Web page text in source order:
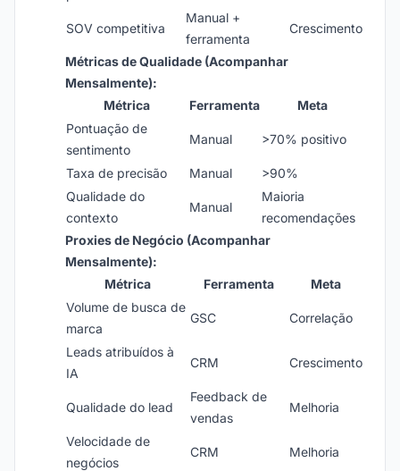
SOV competitiva
Manual +
ferramenta
Crescimento
Métricas de Qualidade (Acompanhar
Mensalmente):
Métrica
Ferramenta
Meta
Pontuação de
sentimento
Manual >70% positivo
Taxa de precisão Manual
>90%
Qualidade do
contexto
Manual
Maioria
recomendações
Proxies de Negócio (Acompanhar
Mensalmente):
Métrica
Ferramenta
Meta
Volume de busca de
marca
GSC Correlação
Leads atribuídos à
IA
CRM Crescimento
Qualidade do lead
Feedback de
vendas
Melhoria
Velocidade de
negócios
CRM Melhoria